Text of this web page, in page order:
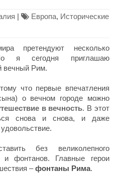
| Европа, Исторические
претендуют несколько
я сегодня приглашаю
вечный Рим.
что первые впечатления
о вечном городе можно
в вечность. В этот
снова и снова, и даже
без великолепного
и фонтанов. Главные герои
–фонтаны Рима.